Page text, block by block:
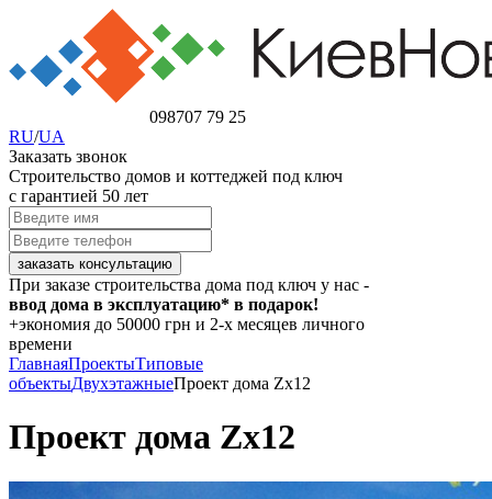
098707 79 25
RU/UA
Заказать звонок
Строительство домов и коттеджей под ключ
с гарантией 50 лет
При заказе строительства дома под ключ у нас -
ввод дома в эксплуатацию* в подарок!
+экономия до 50000 грн и 2-х месяцев личного
времени
ГлавнаяПроектыТиповые
объектыДвухэтажныеПроект дома Zx12
Проект дома Zx12